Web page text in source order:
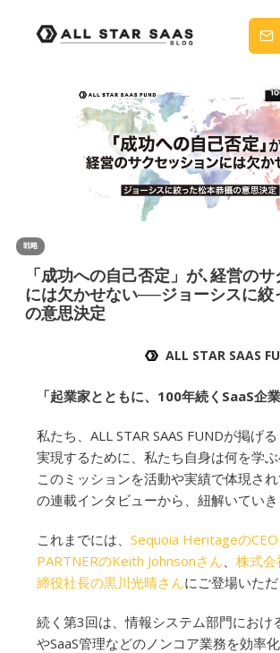
ノウ
ハウ
を受
りま
せん
か？
戦略
「成功への自己否定」が､経営の
には欠かせない──ジョーシスに絞
の意思決定
ALL STAR SAAS
「起業家とともに、100年続くSaaS企
私たち、ALL STAR SAAS FUNDが掲げ
実現するために、私たち自身は何を学ぶ
このミッションを活動や実績で体現さ
の連載インタビューから、紐解いていき
これまでには、 Sequoia Heritageの
PARTNERのKeith Johnsonさん、 株式会
締役社長の黒川光晴さんにご登場いただ
続く第3回は、情報システム部門におけ
やSaaS管理などのノンコア業務を効率